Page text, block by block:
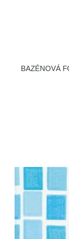
BAZÉNOVÁ